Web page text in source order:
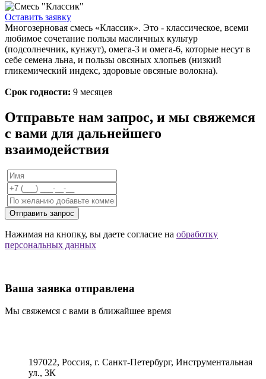
Оставить заявку
Многозерновая смесь «Классик». Это - классическое, всеми
любимое сочетание пользы масличных культур
(подсолнечник, кунжут), омега-3 и омега-6, которые несут в
себе семена льна, и пользы овсяных хлопьев (низкий
гликемический индекс, здоровые овсяные волокна).
Срок годности: 9 месяцев
Отправьте нам запрос, и мы свяжемся
с вами для дальнейшего
взаимодействия
Отправить запрос
Нажимая на кнопку, вы даете согласие на обработку
персональных данных
Ваша заявка отправлена
Мы свяжемся с вами в ближайшее время
197022, Россия, г. Санкт-Петербург, Инструментальная
ул., 3К